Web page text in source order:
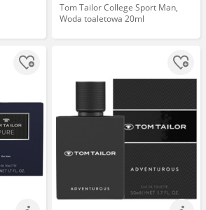
Tom Tailor College Sport Man,
Woda toaletowa 20ml